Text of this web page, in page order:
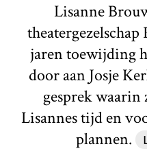
Lisanne
theatergezelschap
jaren toewijding
door aan Josje
gesprek
Lisannes tijd en
plannen.